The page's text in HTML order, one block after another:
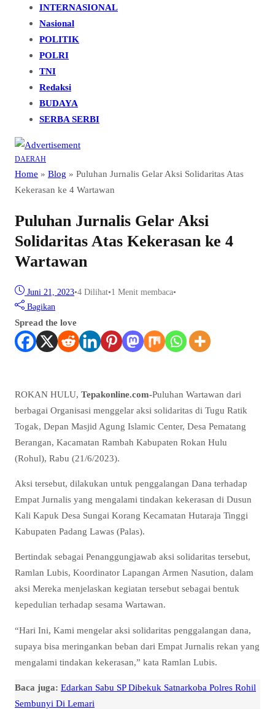
INTERNASIONAL
Nasional
POLITIK
POLRI
TNI
Redaksi
BUDAYA
SERBA SERBI
DAERAH
Home » Blog » Puluhan Jurnalis Gelar Aksi Solidaritas Atas
Kekerasan ke 4 Wartawan
Puluhan Jurnalis Gelar Aksi
Solidaritas Atas Kekerasan ke 4
Wartawan
Juni 21, 2023•4 Dilihat•1 Menit membaca•
Bagikan
Spread the love
ROKAN HULU, Tepakonline.com-Puluhan Wartawan dari
berbagai Organisasi menggelar aksi solidaritas di Tugu Ratik
Togak, Depan Masjid Agung Islamic Center, Desa Pematang
Berangan, Kacamatan Rambah Kabupaten Rokan Hulu
(Rohul), Rabu (21/6/2023).
Aksi tersebut, dilakukan untuk penggalangan Dana terhadap
Empat Jurnalis yang mengalami tindakan kekerasan di Dusun
Kali Kapuk Desa Sungai Korang Kecamatan Hutaraja Tinggi
Kabupaten Padang Lawas (Palas).
Bertindak sebagai Penanggungjawab aksi solidaritas tersebut,
Ramlan Lubis, Koordinator Lapangan Armen Nasution, dalam
aksi Mereka menjelaskan kegiatan tersebut sebagai bentuk
kepedulian terhadap sesama Wartawan.
“Hari Ini, Kami mengelar aksi solidaritas penggalangan dana,
supaya bisa meringankan beban dari Empat Jurnalis rekan yang
mengalami tindakan kekerasan,” kata Ramlan Lubis.
Baca juga: Edarkan Sabu SP Dibekuk Satnarkoba Polres Rohil
Sembunyi Di Lemari